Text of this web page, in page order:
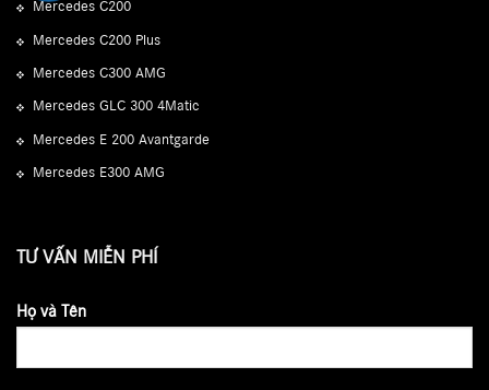
Mercedes C200
Mercedes C200 Plus
Mercedes C300 AMG
Mercedes GLC 300 4Matic
Mercedes E 200 Avantgarde
Mercedes E300 AMG
TƯ VẤN MIỄN PHÍ
Họ và Tên